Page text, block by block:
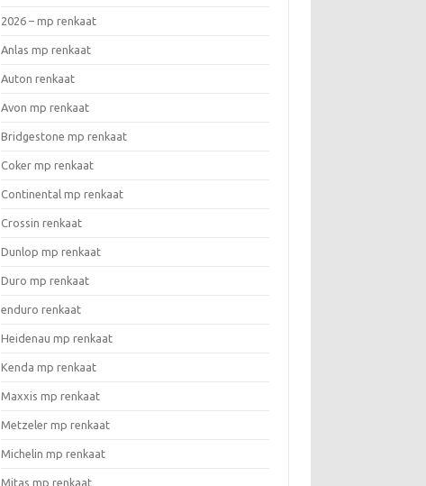
2026 – mp renkaat
Anlas mp renkaat
Auton renkaat
Avon mp renkaat
Bridgestone mp renkaat
Coker mp renkaat
Continental mp renkaat
Crossin renkaat
Dunlop mp renkaat
Duro mp renkaat
enduro renkaat
Heidenau mp renkaat
Kenda mp renkaat
Maxxis mp renkaat
Metzeler mp renkaat
Michelin mp renkaat
Mitas mp renkaat